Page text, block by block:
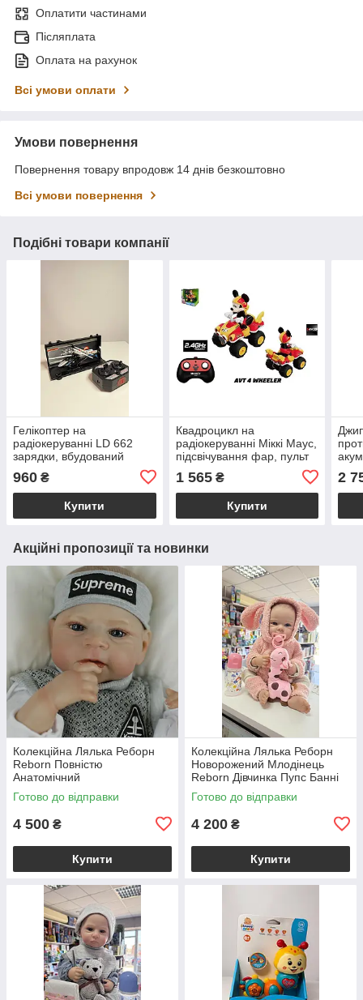
Оплатити частинами
Післяплата
Оплата на рахунок
Всі умови оплати
Умови повернення
Повернення товару впродовж 14 днів безкоштовно
Всі умови повернення
Подібні товари компанії
Гелікоптер на
радіокеруванні LD 662
зарядки, вбудований
акумулятор 3.7V, гіроскоп,
підсвічування, у боксі
960 ₴
Купити
Квадроцикл на
радіокеруванні Міккі Маус,
підсвічування фар, пульт
2,4 GHz, акумулятор 3,7V,
USB-кабель, у коробці
1 565₴
Купити
2
Акційні пропозиції та новинки
Колекційна Лялька Реборн
Reborn Повністю
Анатомічний
Новонароджений Хлопчик
Елджей (Вінілова Лялька)
Готово до відправки
4 500 ₴
Купити
Колекційна Лялька Реборн
Новорожений Млодінець
Reborn Дівчинка Пупс Банні
(Вінілова Лялька) 50 см
Готово до відправки
4 200 ₴
Купити